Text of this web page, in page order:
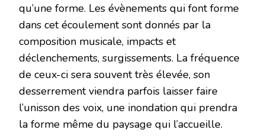
qu’une forme. Les évènements qui font forme
dans cet écoulement sont donnés par la
composition musicale, impacts et
déclenchements, surgissements. La fréquence
de ceux-ci sera souvent très élevée, son
desserrement viendra parfois laisser faire
l’unisson des voix, une inondation qui prendra
la forme même du paysage qui l’accueille.